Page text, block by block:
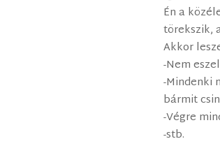
Én a
törekszik,
Akkor
-Nem
-Mindenki
bármit
-Végre
-stb.